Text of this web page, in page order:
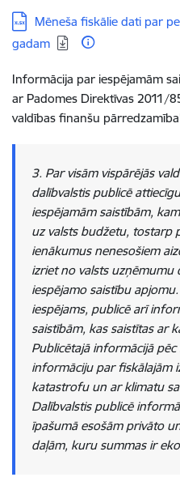
Lejupielādēt:
Mēneša fiskālie dati par
gadam
Informācija par iespējamām
ar Padomes Direktīvas 2011/
valdības finanšu
3. Par visām vispārējās
dalībvalstis publicē
iespējamām saistībām,
uz valsts budžetu, tostarp
ienākumus nenesošiem
izriet no valsts
iespējamo saistību
iespējams, publicē arī
saistībām, kas saistītas ar
Publicētajā informācijā pēc
informāciju par fiskālajām
katastrofu un ar klimatu
Dalībvalstis publicē
īpašumā esošām privāto
daļām, kuru summas ir